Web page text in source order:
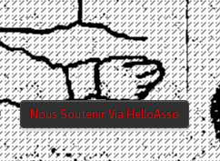
Nous Soutenir Via HelloAsso